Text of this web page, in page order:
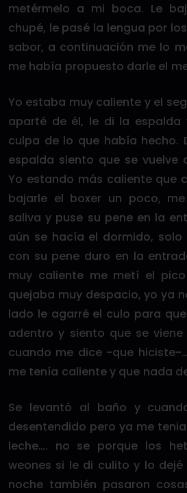
metérmelo a mi boca. Le
chupé, le pasé la lengua por
sabor, a continuación me lo
me había propuesto darle el
Yo estaba muy caliente y el
aparté de él, le di la
culpa de lo que había hecho.
espalda siento que se vuelve
Yo estando más caliente que
bajarle el boxer un poco,
saliva y puse su pene en la
aún se hacía el dormido,
con su pene duro en la
muy caliente me metí el
quejaba muy despacio, yo ya
lado le agarré el culo para
adentro y siento que se
cuando me dice -que hiciste-
me tenía caliente y que nada
Se levantó al baño y
desentendido pero ya me
leche…. no se porque los
weones si le di culito y lo
noche también pasaron